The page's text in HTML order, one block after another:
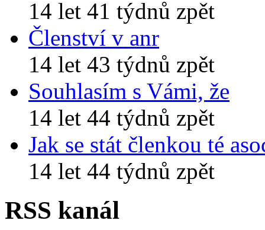
14 let 41 týdnů zpět
Členství v anr
14 let 43 týdnů zpět
Souhlasím s Vámi, že
14 let 44 týdnů zpět
Jak se stát členkou té
14 let 44 týdnů zpět
RSS kanál